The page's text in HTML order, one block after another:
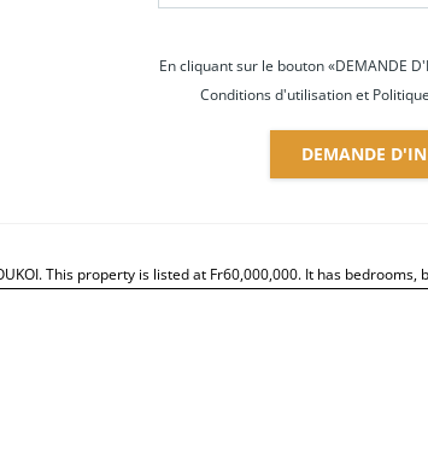
En cliquant sur le bouton «DEMANDE
Conditions d'utilisation et
DEMANDE
This property is listed at Fr60,000,000. It has